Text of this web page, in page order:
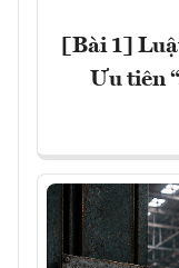
[Bài 1]
Ưu tiên